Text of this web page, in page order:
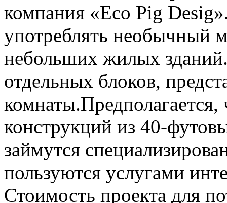
компания «Eco Pig
употреблять необычный
небольших жилых
отдельных блоков,
комнаты.
конструкций из 40-
займутся
пользуются услугами
Стоимость проекта для